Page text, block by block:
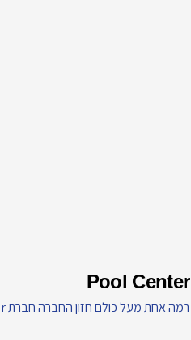
Pool Center
רמה אחת מעל כולם חזון החברה חברת Pool Center עוסקת